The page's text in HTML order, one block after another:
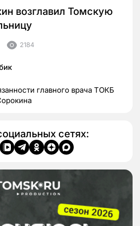
возглавил Томскую
2184
главного врача ТОКБ
сетях: